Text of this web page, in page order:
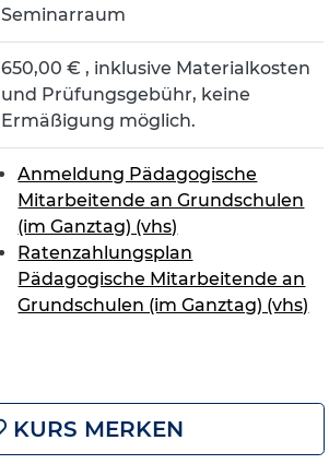
Seminarraum
650,00 € , inklusive Materialkosten
und Prüfungsgebühr, keine
Ermäßigung möglich.
Anmeldung Pädagogische
Mitarbeitende an Grundschulen
(im Ganztag) (vhs)
Ratenzahlungsplan
Pädagogische Mitarbeitende an
Grundschulen (im Ganztag) (vhs)
KURS MERKEN